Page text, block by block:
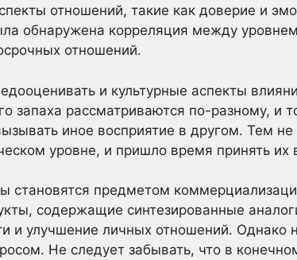
отношений, такие как доверие и
обнаружена корреляция между
отношений.
и культурные аспекты
запаха рассматриваются по-разному, и
иное восприятие в другом. Тем
уровне, и пришло время принять
становятся предметом
содержащие синтезированные
и улучшение личных отношений. Однако
Не следует забывать, что в